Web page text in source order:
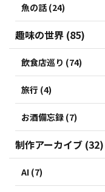
魚の話 (24)
趣味の世界 (85)
飲食店巡り (74)
旅行 (4)
お酒備忘録 (7)
制作アーカイブ (32)
AI (7)